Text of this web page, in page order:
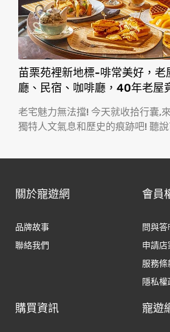
苗栗苑裡新地標-啡常美好，老
廳、民宿、咖啡廳，40年老屋
老宅魅力無法擋! 今天就收拾行囊,
獨特人文氣息和歷史的痕跡吧! 聽
關於寵遊網
品牌故事
聯絡我們
會員
問與答
申請店
服務條
隱私權
購買資訊 寵遊